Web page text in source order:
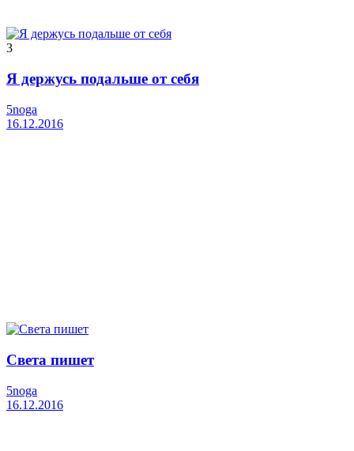
3
Я держусь подальше от себя
5noga
16.12.2016
Света пишет
5noga
16.12.2016